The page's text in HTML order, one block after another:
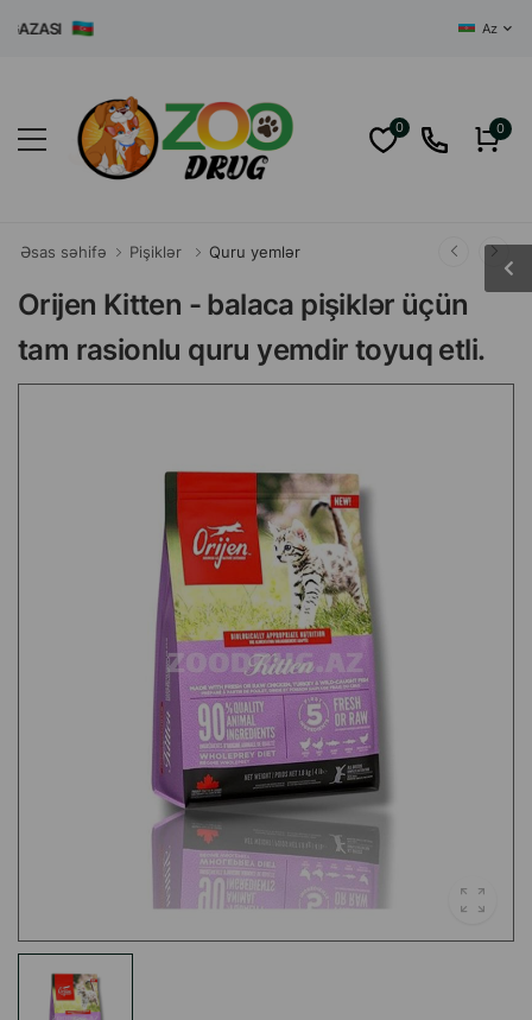
Az
0 0
Əsas səhifə Pişiklər Quru yemlər
Orijen Kitten - balaca pişiklər üçün
tam rasionlu quru yemdir toyuq etli.